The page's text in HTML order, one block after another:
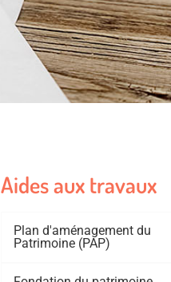
Aides aux travaux
Plan d'aménagement du
Patrimoine (PAP)